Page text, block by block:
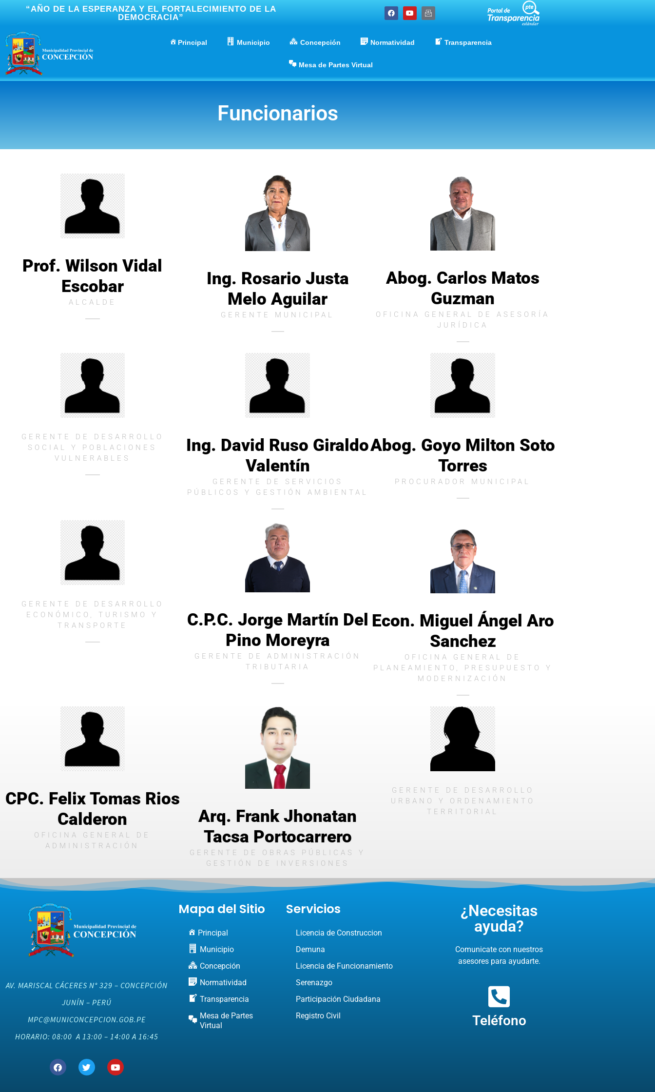
“AÑO DE LA ESPERANZA Y EL FORTALECIMIENTO DE LA
DEMOCRACIA”
Principal Municipio Concepción Normatividad Transparencia
Mesa de Partes Virtual
Funcionarios
Prof. Wilson Vidal
Escobar
ALCALDE
Ing. Rosario Justa
Melo Aguilar
GERENTE MUNICIPAL
Abog. Carlos Matos
Guzman
OFICINA GENERAL DE ASESORÍA
JURÍDICA
GERENTE DE DESARROLLO
SOCIAL Y POBLACIONES
VULNERABLES
Ing. David Ruso Giraldo
Valentín
GERENTE DE SERVICIOS
PÚBLICOS Y GESTIÓN AMBIENTAL
Abog. Goyo Milton Soto
Torres
PROCURADOR MUNICIPAL
GERENTE DE DESARROLLO
ECONÓMICO, TURISMO Y
TRANSPORTE
C.P.C. Jorge Martín Del
Pino Moreyra
GERENTE DE ADMINISTRACIÓN
TRIBUTARIA
Econ. Miguel Ángel Aro
Sanchez
OFICINA GENERAL DE
PLANEAMIENTO, PRESUPUESTO Y
MODERNIZACIÓN
CPC. Felix Tomas Rios
Calderon
OFICINA GENERAL DE
ADMINISTRACIÓN
Arq. Frank Jhonatan
Tacsa Portocarrero
GERENTE DE OBRAS PÚBLICAS Y
GESTIÓN DE INVERSIONES
GERENTE DE DESARROLLO
URBANO Y ORDENAMIENTO
TERRITORIAL
AV. MARISCAL CÁCERES N° 329 – CONCEPCIÓN
JUNÍN – PERÚ
MPC@MUNICONCEPCION.GOB.PE
HORARIO: 08:00 A 13:00 – 14:00 A 16:45
Mapa del Sitio
Principal
Municipio
Concepción
Normatividad
Transparencia
Mesa de Partes
Virtual
Servicios
Licencia de Construccion
Demuna
Licencia de Funcionamiento
Serenazgo
Participación Ciudadana
Registro Civil
¿Necesitas
ayuda?
Comunicate con nuestros
asesores para ayudarte.
Teléfono